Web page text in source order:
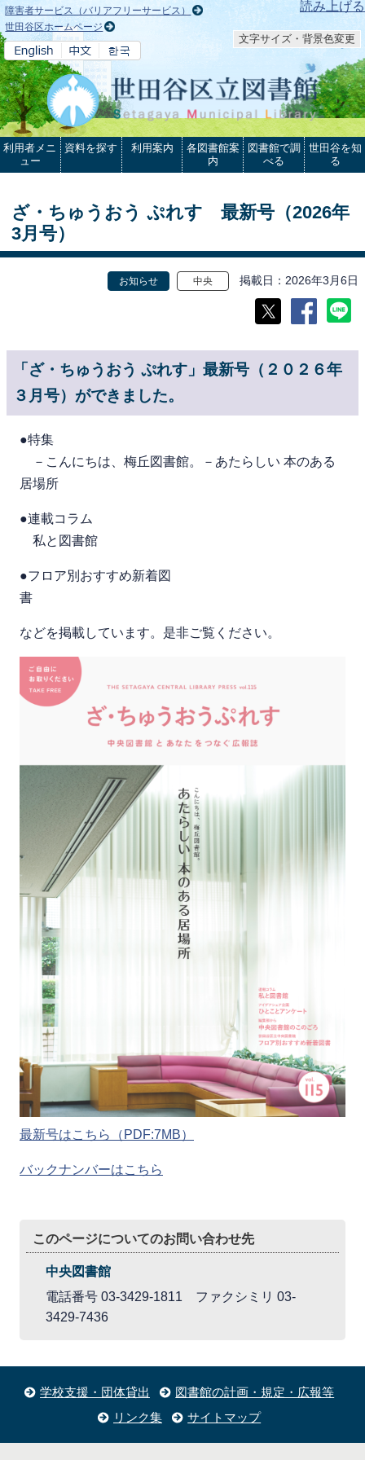
本文へ 読み上げる
障害者サービス（バリアフリーサービス）
世田谷区ホームページ
文字サイズ・背景色変更
利用者メニ
ュー
資料を探す 利用案内
各図書館案
内
図書館で調
べる
世田谷を知
る
ざ・ちゅうおう ぷれす 最新号（2026年
3月号）
お知らせ 中央 掲載日 2026年3月6日
「ざ・ちゅうおう ぷれす」最新号（２０２６年
３月号）ができました。
●特集
－こんにちは、梅丘図書館。－あたらしい 本のある
居場所
●連載コラム
私と図書館
●フロア別おすすめ新着図
書
などを掲載しています。是非ご覧ください。
最新号はこちら（PDF:7MB）
バックナンバーはこちら
このページについてのお問い合わせ先
中央図書館
電話番号 03-3429-1811 ファクシミリ 03-
3429-7436
学校支援・団体貸出
図書館の計画・規定・広報等
リンク集
サイトマップ